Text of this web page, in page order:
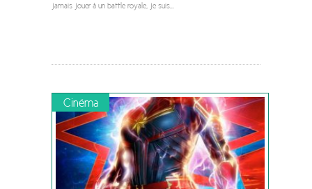
jamais jouer à un battle royale, je suis...
Cinéma